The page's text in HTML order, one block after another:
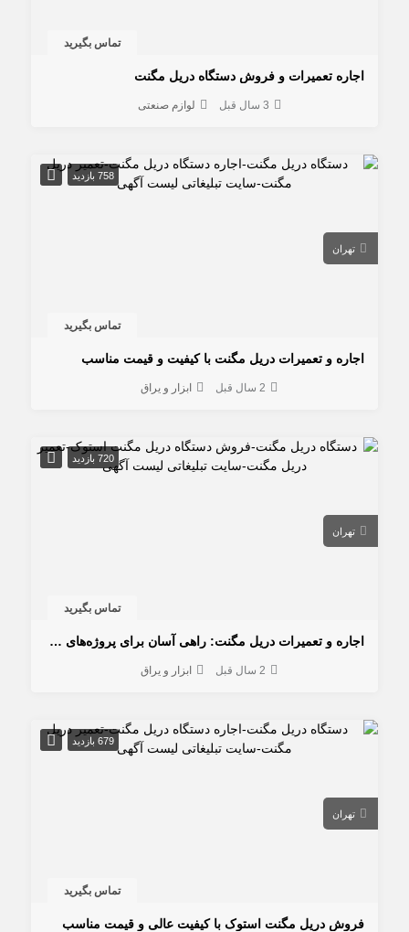
تماس بگیرید
اجاره تعمیرات و فروش دستگاه دریل مگنت
3 سال قبل لوازم صنعتی
758 بازدید
تهران
تماس بگیرید
اجاره و تعمیرات دریل مگنت با کیفیت و قیمت مناسب
2 سال قبل ابزار و یراق
720 بازدید
تهران
تماس بگیرید
اجاره و تعمیرات دریل مگنت: راهی آسان برای پروژه‌های شما
2 سال قبل ابزار و یراق
679 بازدید
تهران
تماس بگیرید
فروش دریل مگنت استوک با کیفیت عالی و قیمت مناسب